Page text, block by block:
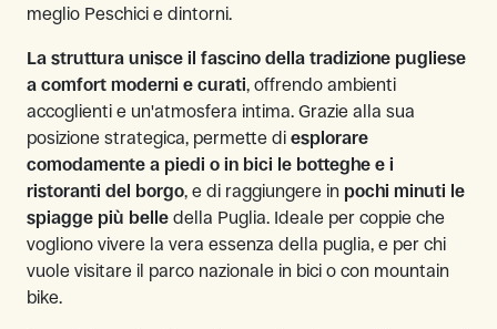
meglio Peschici e dintorni.
La struttura unisce il fascino della tradizione pugliese
a comfort moderni e curati, offrendo ambienti
accoglienti e un'atmosfera intima. Grazie alla sua
posizione strategica, permette di esplorare
comodamente a piedi o in bici le botteghe e i
ristoranti del borgo, e di raggiungere in pochi minuti le
spiagge più belle della Puglia. Ideale per coppie che
vogliono vivere la vera essenza della puglia, e per chi
vuole visitare il parco nazionale in bici o con mountain
bike.